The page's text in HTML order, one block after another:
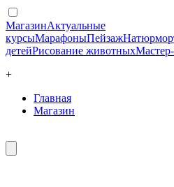
МагазинАктуальные
курсыМарафоныПейзаж
детейРисование животных
+
Главная
Магазин